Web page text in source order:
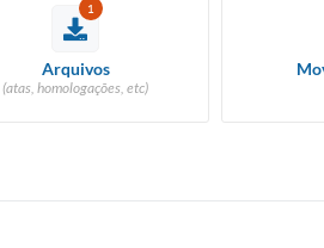
1
Arquivos
(atas, homologações, etc)